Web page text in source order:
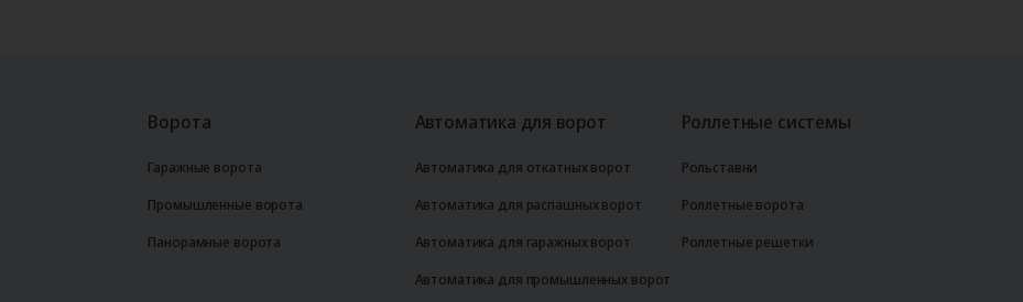
Ворота
Гаражные ворота
Промышленные ворота
Панорамные ворота
Автоматика для ворот
Автоматика для откатных ворот
Автоматика для распашных ворот
Автоматика для гаражных ворот
Автоматика для промышленных ворот
Роллетные системы
Рольставни
Роллетные ворота
Роллетные решетки